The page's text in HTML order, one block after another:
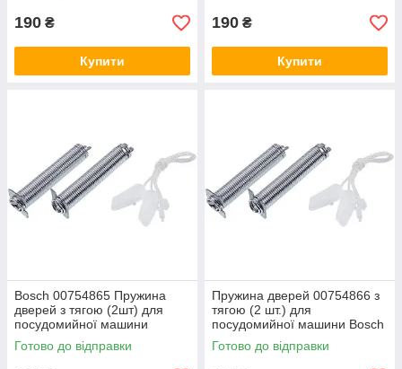
190 ₴
Купити
190 ₴
Купити
Bosch 00754865 Пружина
дверей з тягою (2шт) для
посудомийної машини
Готово до відправки
Пружина дверей 00754866 з
тягою (2 шт.) для
посудомийної машини Bosch
Готово до відправки